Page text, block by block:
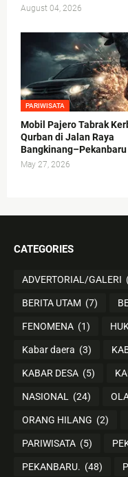
August 04, 2026
PARIWISATA
Mobil Pajero Tabrak
Qurban di Jalan Raya
Bangkinang–Pekanbaru
May 27, 2026
CATEGORIES
ADVERTORIAL/GALERI
BERITA UTAM (7)
FENOMENA (1)
Kabar daera (3)
KABAR DESA (5)
NASIONAL (24)
ORANG HILANG (2)
PARIWISATA (5)
PEKANBARU. (48)